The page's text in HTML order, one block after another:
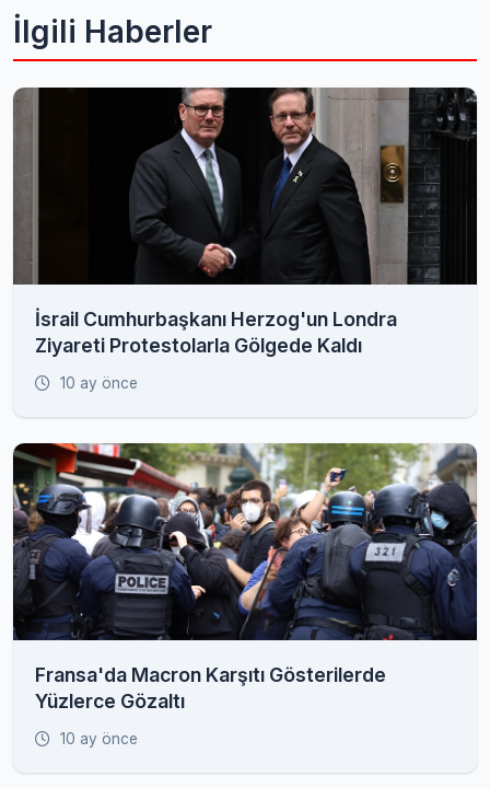
İlgili Haberler
İsrail Cumhurbaşkanı Herzog'un Londra
Ziyareti Protestolarla Gölgede Kaldı
10 ay önce
Fransa'da Macron Karşıtı Gösterilerde
Yüzlerce Gözaltı
10 ay önce